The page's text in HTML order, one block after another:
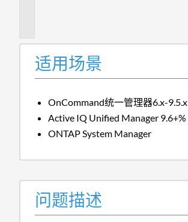
适用场景
OnCommand统一管理器6.x-9.5.x
Active IQ Unified Manager 9.6+%
ONTAP System Manager
问题描述